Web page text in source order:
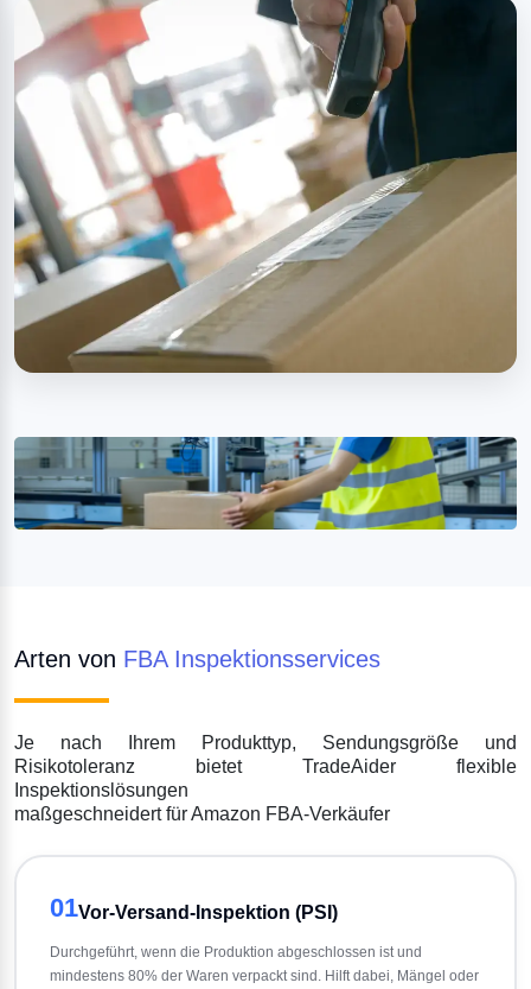
Arten von FBA Inspektionsservices
Je nach Ihrem Produkttyp, Sendungsgröße und
Risikotoleranz bietet TradeAider flexible
Inspektionslösungen
maßgeschneidert für Amazon FBA-Verkäufer
01Vor-Versand-Inspektion (PSI)
Durchgeführt, wenn die Produktion abgeschlossen ist und
mindestens 80% der Waren verpackt sind. Hilft dabei, Mängel oder